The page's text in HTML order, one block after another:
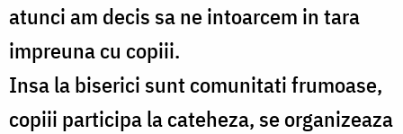
atunci am decis sa ne intoarcem in tara
impreuna cu copiii.
Insa la biserici sunt comunitati frumoase,
copiii participa la cateheza, se organizeaza